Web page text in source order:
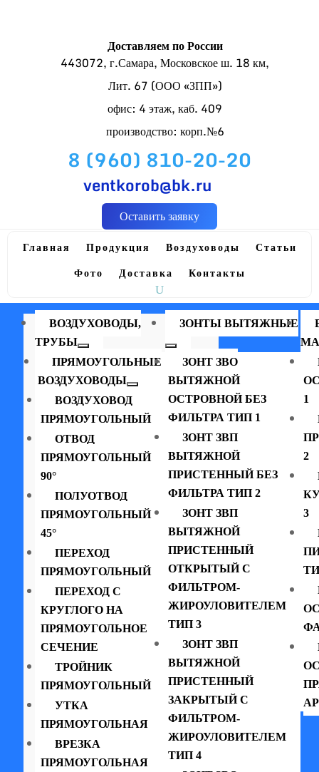
Доставляем по России
443072, г.Самара, Московское ш. 18 км,
Лит. 67 (ООО «ЗПП»)
офис: 4 этаж, каб. 409
производство: корп.№6
8 (960) 810-20-20
ventkorob@bk.ru
Оставить заявку
Главная Продукция Воздуховоды
Статьи
Фото
Доставка Контакты
ВОЗДУХОВОДЫ,
ТРУБЫ
ПРЯМОУГОЛЬНЫЕ
ВОЗДУХОВОДЫ
ВОЗДУХОВОД
ПРЯМОУГОЛЬНЫЙ
ОТВОД
ПРЯМОУГОЛЬНЫЙ
90°
ПОЛУОТВОД
ПРЯМОУГОЛЬНЫЙ
45°
ПЕРЕХОД
ПРЯМОУГОЛЬНЫЙ
ПЕРЕХОД С
КРУГЛОГО НА
ПРЯМОУГОЛЬНОЕ
СЕЧЕНИЕ
ТРОЙНИК
ПРЯМОУГОЛЬНЫЙ
УТКА
ПРЯМОУГОЛЬНАЯ
ВРЕЗКА
ПРЯМОУГОЛЬНАЯ
ЗОНТЫ ВЫТЯЖНЫЕ
ЗОНТ ЗВО
ВЫТЯЖНОЙ
ОСТРОВНОЙ БЕЗ
ФИЛЬТРА ТИП 1
ЗОНТ ЗВП
ВЫТЯЖНОЙ
ПРИСТЕННЫЙ БЕЗ
ФИЛЬТРА ТИП 2
ЗОНТ ЗВП
ВЫТЯЖНОЙ
ПРИСТЕННЫЙ
ОТКРЫТЫЙ С
ФИЛЬТРОМ-
ЖИРОУЛОВИТЕЛЕМ
ТИП 3
ЗОНТ ЗВП
ВЫТЯЖНОЙ
ПРИСТЕННЫЙ
ЗАКРЫТЫЙ С
ФИЛЬТРОМ-
ЖИРОУЛОВИТЕЛЕМ
ТИП 4
1
2
3